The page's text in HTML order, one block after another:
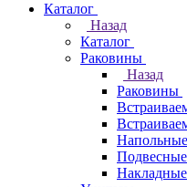
Каталог
Назад
Каталог
Раковины
Назад
Раковины
Напольные
Подвесные
Накладные